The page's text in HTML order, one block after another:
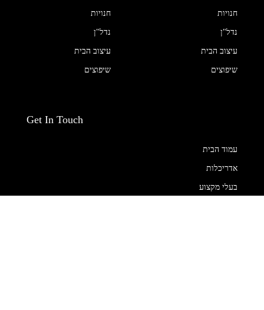
חנויות
נדל"ן
עיצוב הבית
שיפוצים
חנויות
נדל"ן
עיצוב הבית
שיפוצים
Get In Touch
עמוד הבית
אדריכלות
בעלי מקצוע